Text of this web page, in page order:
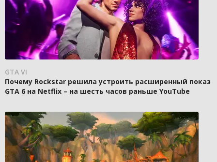
GTA VI
Почему Rockstar решила устроить расширенный показ
GTA 6 на Netflix – на шесть часов раньше YouTube